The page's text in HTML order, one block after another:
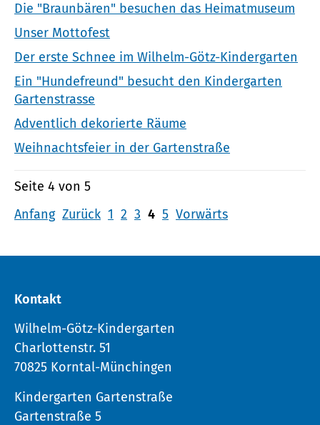
Die "Braunbären" besuchen das Heimatmuseum
Unser Mottofest
Der erste Schnee im Wilhelm-Götz-Kindergarten
Ein "Hundefreund" besucht den Kindergarten
Gartenstrasse
Adventlich dekorierte Räume
Weihnachtsfeier in der Gartenstraße
Seite 4 von 5
Anfang Zurück 1 2 3 4 5 Vorwärts
Kontakt
Wilhelm-Götz-Kindergarten
Charlottenstr. 51
70825 Korntal-Münchingen
Kindergarten Gartenstraße
Gartenstraße 5